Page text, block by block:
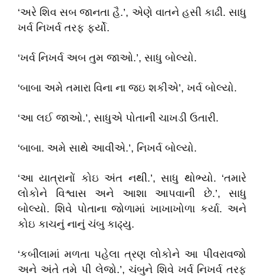
‘અરે શિવ સબ જાનતા હૈ.’, એણે વાતને હસી કાઢી. સાધુ
ખર્વ નિખર્વ તરફ ફર્યો.
‘ખર્વ નિખર્વ અબ તુમ જાઓ.’, સાધુ બોલ્યો.
‘બાબા અમે તમારા વિના ના જઇ શકીએ’, ખર્વ બોલ્યો.
‘આ લઈ જાઓ.’, સાધુએ પોતાની ચાખડી ઉતારી.
‘બાબા. અમે સાથે આવીએ.’, નિખર્વ બોલ્યો.
‘આ યાત્રાનોં કોઇ અંત નથી.’, સાધુ થોભ્યો. ‘તમારે
લોકોને વિશ્વાસ અને આશા આપવાની છે.’, સાધુ
બોલ્યો. શિવે પોતાના જોળામાં ખાખાખોળા કર્યા. અને
કોઇ કાચનું નાનું ચંબુ કાઢ્યુ.
‘કબીલામાં મળતા પહેલા ત્રણ લોકોને આ પીવરાવજો
અને અંતે તમે પી લેજો.’, ચંબુને શિવે ખર્વ નિખર્વ તરફ